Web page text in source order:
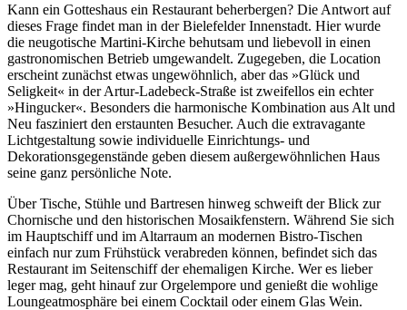
Kann ein Gotteshaus ein Restaurant beherbergen? Die Antwort auf
dieses Frage findet man in der Bielefelder Innenstadt. Hier wurde
die neugotische Martini-Kirche behutsam und liebevoll in einen
gastronomischen Betrieb umgewandelt. Zugegeben, die Location
erscheint zunächst etwas ungewöhnlich, aber das »Glück und
Seligkeit« in der Artur-Ladebeck-Straße ist zweifellos ein echter
»Hingucker«. Besonders die harmonische Kombination aus Alt und
Neu fasziniert den erstaunten Besucher. Auch die extravagante
Lichtgestaltung sowie individuelle Einrichtungs- und
Dekorationsgegenstände geben diesem außergewöhnlichen Haus
seine ganz persönliche Note.
Über Tische, Stühle und Bartresen hinweg schweift der Blick zur
Chornische und den historischen Mosaikfenstern. Während Sie sich
im Hauptschiff und im Altarraum an modernen Bistro-Tischen
einfach nur zum Frühstück verabreden können, befindet sich das
Restaurant im Seitenschiff der ehemaligen Kirche. Wer es lieber
leger mag, geht hinauf zur Orgelempore und genießt die wohlige
Loungeatmosphäre bei einem Cocktail oder einem Glas Wein.